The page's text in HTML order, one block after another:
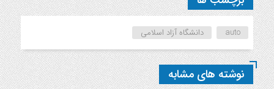
auto دانشگاه آزاد اسلامی
نوشته های مشابه